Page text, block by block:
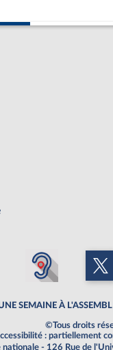
SEMAINE À
©Tous droits
: partiellement
nationale - 126 Rue de